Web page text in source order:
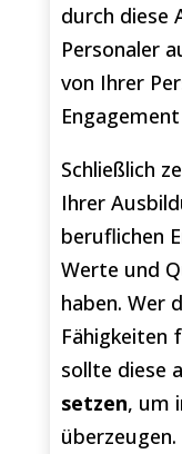
durch diese
Personaler
von Ihrer
Schließlich
Ihrer
beruflichen
Werte und
haben. Wer
Fähigkeiten
sollte diese
setzen, um
überzeugen.